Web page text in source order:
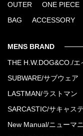
OUTER ONE PIECE
BAG ACCESSORY
MENS BRAND
THE H.W.DOG&CO./
SUBWARE/サブウェア
LASTMAN/ラストマン
SARCASTIC/サキャス
New Manual/ニューマ